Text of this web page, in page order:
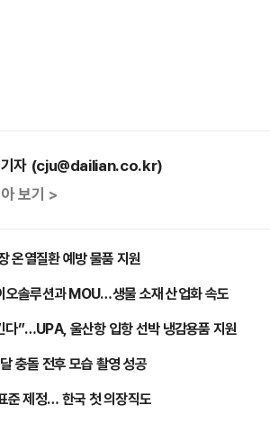
기자 (cju@dailian.co.kr)
보기 >
온열질환 예방 물품 지원
오솔루션과 MOU…생물 소재 산업화 속도
다”…UPA, 울산항 입항 선박 냉감용품 지원
충돌 전후 모습 촬영 성공
준 제정… 한국 첫 의장직도